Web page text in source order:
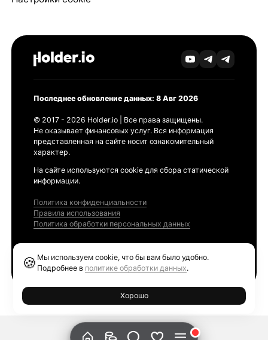
Последнее обновление данных: 8 Авг 2026
© 2017 - 2026 Holder.io | Все права защищены.
Не оказывает финансовых услуг. Вся информация
представленная на сайте носит ознакомительный
характер.
На сайте используются cookie для сбора статической
информации.
Политика конфиденциальности
Правила использования
Политика обработки персональных данных
🍪 Мы используем cookie, что бы вам было удобно.
Подробнее в политике обработки данных.
Хорошо
Ethereum GAS Tracker